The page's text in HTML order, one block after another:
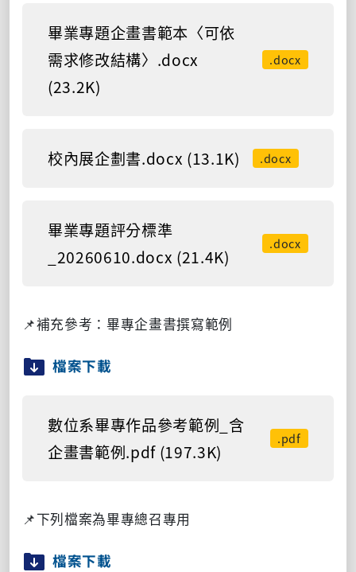
畢業專題企畫書範本〈可依
需求修改結構〉.docx
(23.2K)
.docx
校內展企劃書.docx (13.1K) .docx
畢業專題評分標準
_20260610.docx (21.4K)
.docx
📌補充參考：畢專企畫書撰寫範例
檔案下載
數位系畢專作品參考範例_含
企畫書範例.pdf (197.3K)
.pdf
📌 下列檔案為畢專總召專用
檔案下載